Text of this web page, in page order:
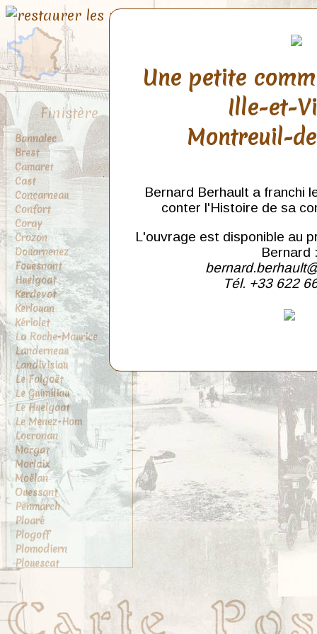
Finistère
Bannalec
Brest
Camaret
Cast
Concarneau
Confort
Coray
Crozon
Douarnenez
Fouesnant
Huelgoat
Kerdevot
Kerlouan
Kériolet
La Roche-Maurice
Landerneau
Landivisiau
Le Folgoët
Le Guimiliau
Le Huelgoat
Le Menez-Hom
Locronan
Morgat
Morlaix
Moëlan
Ouessant
Penmarch
Ploaré
Plogoff
Plomodiern
Plouescat
Plougasnou
Plougastel
Plougastel-Daoulas
Pont-Aven
Une petite
Ille-et-
Montreuil-
Bernard Berhault a franchi
conter l'Histoire de sa
L'ouvrage est disponible au
Bernard
Tél. +33 622